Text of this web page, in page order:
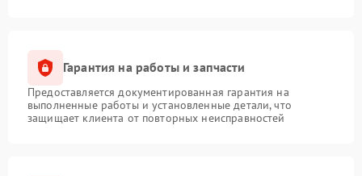
Гарантия на работы и запчасти
Предоставляется документированная гарантия на
выполненные работы и установленные детали, что
защищает клиента от повторных неисправностей